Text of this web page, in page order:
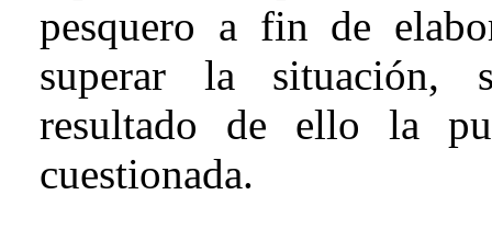
pesquero a fin de
superar la situación,
resultado de ello la
cuestionada.